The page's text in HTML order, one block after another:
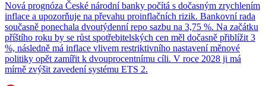
Nová prognóza České národní banky počítá s dočasným zrychlením
inflace a upozorňuje na převahu proinflačních rizik. Bankovní rada
současně ponechala dvoutýdenní repo sazbu na 3,75 %. Na začátku
příštího roku by se růst spotřebitelských cen měl dočasně přiblížit 3
%, následně má inflace vlivem restriktivního nastavení měnové
politiky opět zamířit k dvouprocentnímu cíli. V roce 2028 ji má
mírně zvýšit zavedení systému ETS 2.